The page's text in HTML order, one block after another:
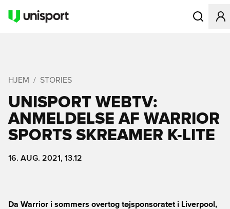
Åbner en
HJEM STORIES
UNISPORT WEBTV:
ANMELDELSE AF WARRIOR
SPORTS SKREAMER K-LITE
16. AUG. 2021, 13.12
Da Warrior i sommers overtog tøjsponsoratet i Liverpool,